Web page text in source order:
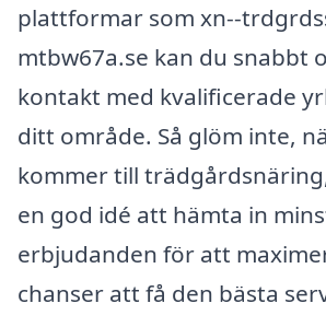
plattformar som xn--
mtbw67a.se kan du snabbt
kontakt med kvalificerade
ditt område. Så glöm inte,
kommer till
en god idé att hämta in
erbjudanden för att
chanser att få den bästa